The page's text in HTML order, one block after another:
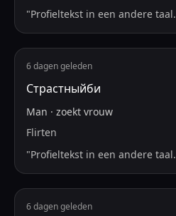
"Profieltekst in een andere taal.
6 dagen geleden
Страстныйби
Man · zoekt vrouw
Flirten
"Profieltekst in een andere taal.
6 dagen geleden